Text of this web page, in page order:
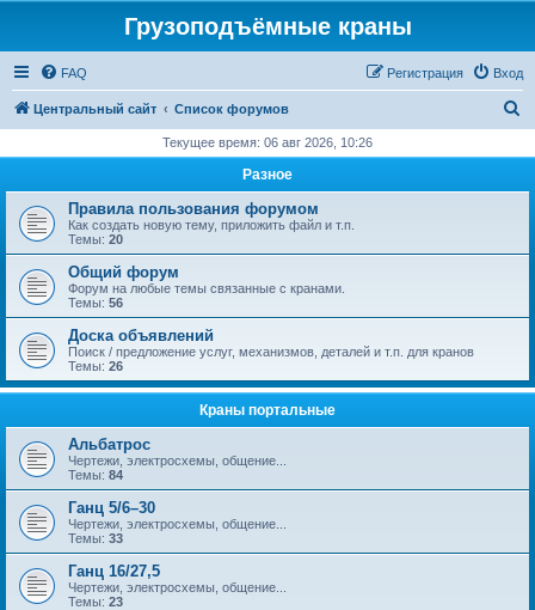
Грузоподъёмные краны
FAQ Вход
Регистрация
Центральный сайт Список форумов
с
Текущее время: 06 авг 2026, 10:26
Разное
Правила пользования форумом
Как создать новую тему, приложить файл и т.п.
Темы: 20
Общий форум
Форум на любые темы связанные с кранами.
Темы: 56
Доска объявлений
Поиск / предложение услуг, механизмов, деталей и т.п. для кранов
Темы: 26
Краны портальные
Альбатрос
Чертежи, электросхемы, общение...
Темы: 84
Ганц 5/6–30
Чертежи, электросхемы, общение...
Темы: 33
Ганц 16/27,5
Чертежи, электросхемы, общение...
Темы: 23